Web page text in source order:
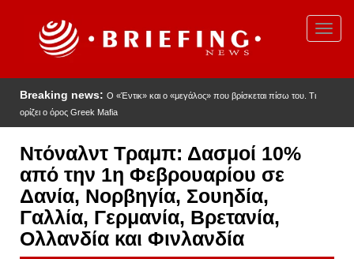
Breaking news: Ο «Έντικ» και ο «μεγάλος» που βρίσκεται πίσω του. Τι
ορίζει ο όρος Greek Mafia
Ντόναλντ Τραμπ: Δασμοί 10%
από την 1η Φεβρουαρίου σε
Δανία, Νορβηγία, Σουηδία,
Γαλλία, Γερμανία, Βρετανία,
Ολλανδία και Φινλανδία